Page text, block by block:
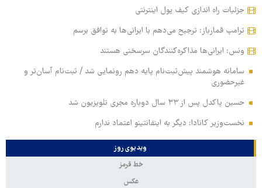
جزئیات راه اندازی کیف پول اینترنتی
ترامپ قمارباز: ترجیح می‌دهم با ایرانی‌ها به توافق برسم
ونس: ایرانی‌ها مذاکره‌کنندگان سرسختی هستند
سامانه هوشمند پیش‌ثبت‌نام پایه دهم رونمایی شد / ثبت‌نام آسان‌تر و
غیرحضوری
حسین پاکدل پس از ۳۳ سال دوباره مجری تلویزیون شد
نخست‌وزیر کانادا: دیگر به اینفانتینو اعتماد ندارم
ویدیوی روز
خط قرمز
عکس